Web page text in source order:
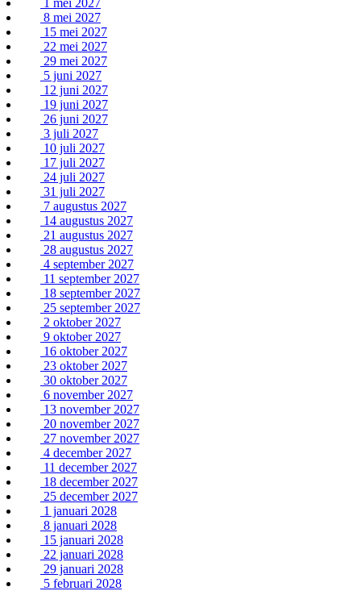
8 mei 2027
15 mei 2027
22 mei 2027
29 mei 2027
5 juni 2027
12 juni 2027
19 juni 2027
26 juni 2027
3 juli 2027
10 juli 2027
17 juli 2027
24 juli 2027
31 juli 2027
7 augustus 2027
14 augustus 2027
21 augustus 2027
28 augustus 2027
4 september 2027
11 september 2027
18 september 2027
25 september 2027
2 oktober 2027
9 oktober 2027
16 oktober 2027
23 oktober 2027
30 oktober 2027
6 november 2027
13 november 2027
20 november 2027
27 november 2027
4 december 2027
11 december 2027
18 december 2027
25 december 2027
1 januari 2028
8 januari 2028
15 januari 2028
22 januari 2028
29 januari 2028
5 februari 2028